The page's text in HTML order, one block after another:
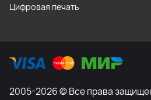
Цифровая печать
2005-2026 © Все права